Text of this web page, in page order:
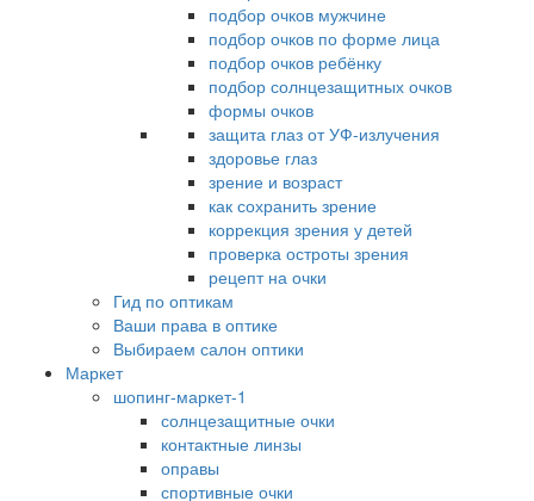
подбор очков мужчине
подбор очков по форме лица
подбор очков ребёнку
подбор солнцезащитных очков
формы очков
защита глаз от УФ-излучения
здоровье глаз
зрение и возраст
как сохранить зрение
коррекция зрения у детей
проверка остроты зрения
рецепт на очки
Гид по оптикам
Ваши права в оптике
Выбираем салон оптики
Маркет
шопинг-маркет-1
солнцезащитные очки
контактные линзы
оправы
спортивные очки